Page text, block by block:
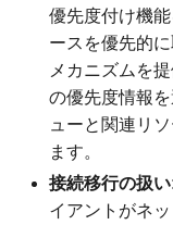
優先度付け機
ースを優先的
メカニズムを
の優先度情報
ューと関連リ
ます。
接続移行の扱
イアントがネ